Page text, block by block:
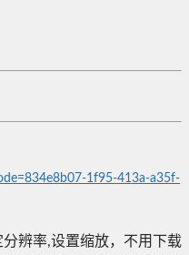
1f95-413a-a35f-
辨率,设置缩放，不用下载